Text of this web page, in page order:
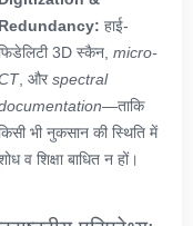
Redundancy: हाई-
3D स्कैन, micro-
, और spectral
—ताकि
भी नुकसान की स्थिति में
व शिक्षा बाधित न हों।